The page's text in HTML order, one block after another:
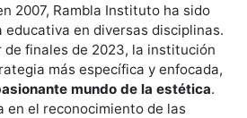
2007, Rambla Instituto ha sido
educativa en diversas disciplinas.
de finales de 2023, la institución
más específica y enfocada,
mundo de la estética.
en el reconocimiento de las